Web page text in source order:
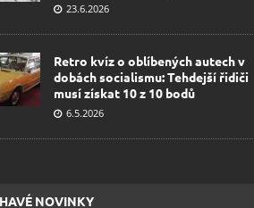
23.6.2026
Retro kvíz o oblíbených autech v
dobách socialismu: Tehdejší řidiči
musí získat 10 z 10 bodů
6.5.2026
NOVINKY